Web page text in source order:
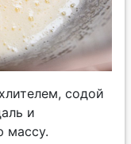
содой
и
массу.